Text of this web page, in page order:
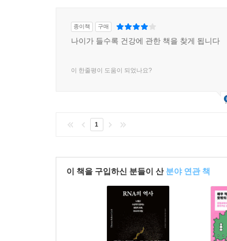
종이책 구매
나이가 들수록 건강에 관한 책을 찾게 됩니다
이 한줄평이 도움이 되었나요?
1
이 책을 구입하신 분들이 산 분야 연관 책